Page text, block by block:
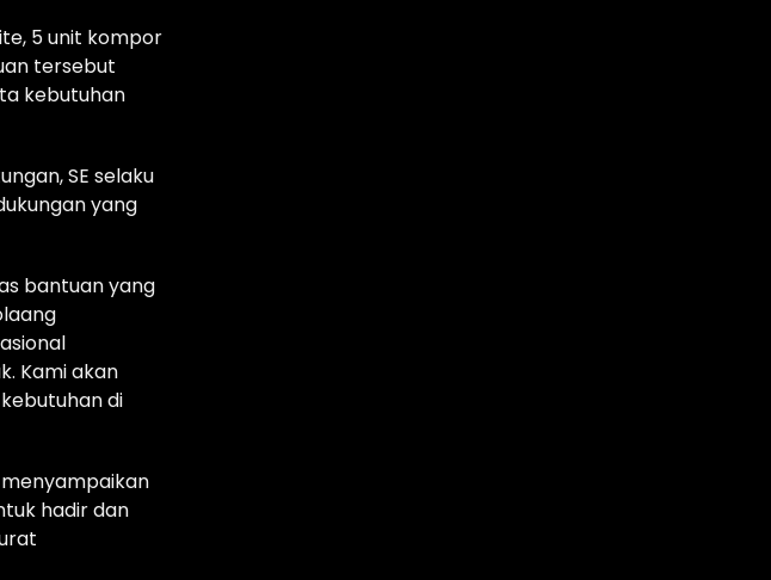
5 unit kompor
tersebut
kebutuhan
SE selaku
yang
bantuan yang
Kami akan
di
menyampaikan
hadir dan